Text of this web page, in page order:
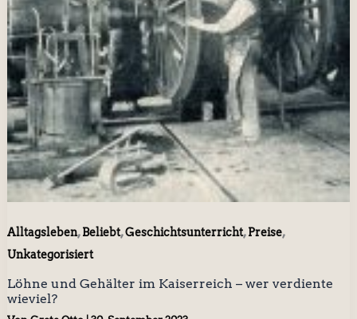
Alltagsleben,Beliebt,Geschichtsunterricht,Preise,
Unkategorisiert
Löhne und Gehälter im Kaiserreich – wer verdiente
wieviel?